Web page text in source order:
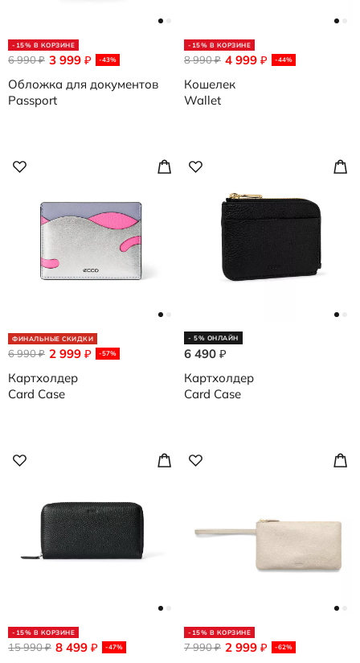
-15% В КОРЗИНЕ
3 999 ₽ -43%
6 990₽
Обложка для документов
Passport
-15% В КОРЗИНЕ
4 999 ₽ -44%
8 990₽
Кошелек
Wallet
ФИНАЛЬНЫЕ СКИДКИ
2 999 ₽ -57%
6 990₽
Картхолдер
Card Case
- 5% ОНЛАЙН
6 490 ₽
Картхолдер
Card Case
-15% В КОРЗИНЕ
8 499 ₽ -47%
15 990₽
-15% В КОРЗИНЕ
2 999 ₽ -62%
7 990₽